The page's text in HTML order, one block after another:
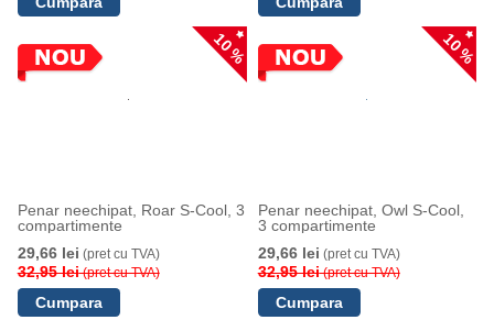
10 %
Penar neechipat, Roar S-Cool, 3
compartimente
29,66 lei (pret cu TVA)
32,95 lei(pret cu TVA)
10 %
Penar neechipat, Owl S-Cool,
3 compartimente
29,66 lei (pret cu TVA)
32,95 lei(pret cu TVA)